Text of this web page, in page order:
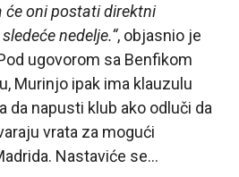
će oni postati direktni
nedelje.“, objasnio je
ugovorom sa Benfikom
Murinjo ipak ima klauzulu
da napusti klub ako odluči da
vrata za mogući
Nastaviće se…